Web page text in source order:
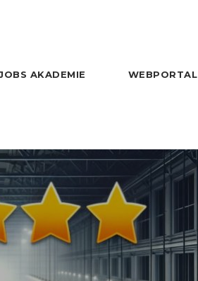
AKADEMIE WEBPORTAL